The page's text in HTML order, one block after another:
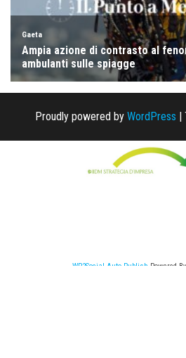
Proudly powered by WordPress |
WP2Social Auto Publish Powered